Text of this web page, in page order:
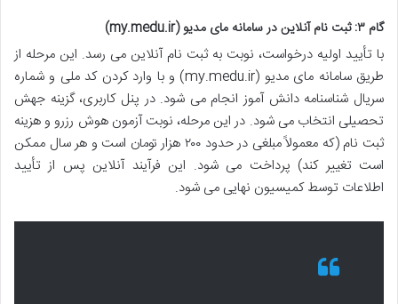
گام ۳: ثبت نام آنلاین در سامانه مای مدیو (my.medu.ir)
با تأیید اولیه درخواست، نوبت به ثبت نام آنلاین می رسد. این مرحله از
طریق سامانه مای مدیو (my.medu.ir) و با وارد کردن کد ملی و شماره
سریال شناسنامه دانش آموز انجام می شود. در پنل کاربری، گزینه جهش
تحصیلی انتخاب می شود. در این مرحله، نوبت آزمون هوش رزرو و هزینه
ثبت نام (که معمولاً مبلغی در حدود ۲۰۰ هزار تومان است و هر سال ممکن
است تغییر کند) پرداخت می شود. این فرآیند آنلاین پس از تأیید
اطلاعات توسط کمیسیون نهایی می شود.